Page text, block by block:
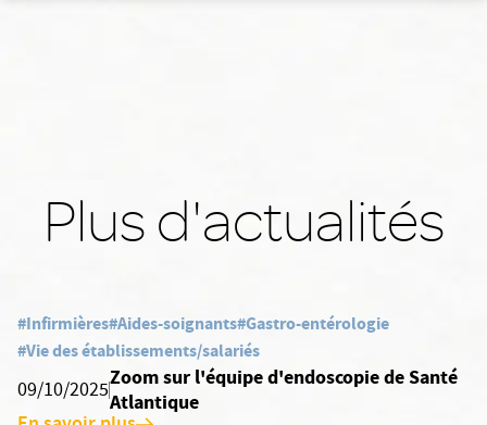
Plus d'actualités
#Infirmières#Aides-soignants#Gastro-entérologie
#Vie des établissements/salariés
09/10/2025
Zoom sur l'équipe d'endoscopie de Santé
Atlantique